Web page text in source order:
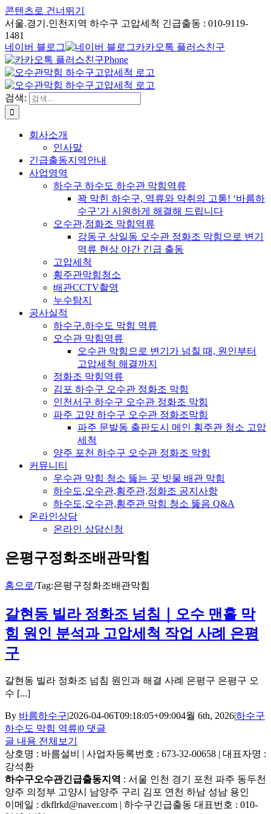
콘텐츠로 건너뛰기
서울.경기.인천지역 하수구 고압세척 긴급출동 : 010-9119-
1481
네이버 블로그
카카오톡 플러스친구
Phone
검색:
회사소개
인사말
긴급출동지역안내
사업영역
하수구 하수도 하수관 막힘역류
꽉 막힌 하수구, 역류와 악취의 고통! ‘바름하
수구’가 시원하게 해결해 드립니다
오수관,정화조 막힘역류
강동구 상일동 오수관 정화조 막힘으로 변기
역류 현상 야간 긴급 출동
고압세척
횡주관막힘청소
배관CCTV촬영
누수탐지
공사실적
하수구.하수도 막힘 역류
오수관 막힘역류
오수관 막힘으로 변기가 넘칠 때, 원인부터
고압세척 해결까지
정화조 막힘역류
김포 하수구 오수관 정화조 막힘
인천서구 하수구 오수관 정화조 막힘
파주 고양 하수구 오수관 정화조막힘
파주 문발동 출판도시 메인 횡주관 청소 고압
세척
양주 포천 하수구 오수관 정화조 막힘
커뮤니티
우수관 막힘 청소 뚫는 곳 빗물 배관 막힘
하수도,오수관,횡주관,정화조 공지사항
하수도,오수관,횡주관 막힘 청소 뚫음 Q&A
온라인상담
온라인 상담신청
은평구정화조배관막힘
홈으로/Tag:은평구정화조배관막힘
갈현동 빌라 정화조 넘침｜오수 맨홀 막
힘 원인 분석과 고압세척 작업 사례 은평
구
갈현동 빌라 정화조 넘침 원인과 해결 사례 은평구 은평구 오
수 [...]
By 바름하수구|2026-04-06T09:18:05+09:004월 6th, 2026|하수구
하수도 막힘 역류|0 댓글
글 내용 전체보기
상호명 : 바름설비 | 사업자등록번호 : 673-32-00658 | 대표자명 :
강석환
하수구오수관긴급출동지역 : 서울 인천 경기 포천 파주 동두천
양주 의정부 고양시 남양주 구리 김포 연천 하남 성남 용인
이메일 : dkflrkd@naver.com | 하수구긴급출동 대표번호 : 010-